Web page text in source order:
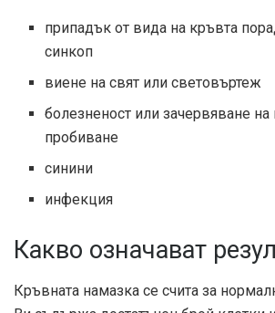
припадък от вида на кръвта
синкоп
виене на свят или световъртеж
болезненост или зачервяване на
пробиване
синини
инфекция
Какво означават
Кръвната намазка се счита за